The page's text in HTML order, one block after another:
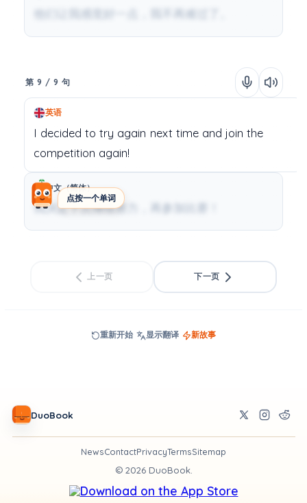
点按一个单词
他们让我感觉好一点，我不再难过了。
第 9 / 9 句
英语
I decided to try again next time and join the
competition again!
中文（简体）
我决定下次继续努力，再参加比赛！
上一页 下一页
重新开始 显示翻译 新故事
DuoBook
NewsContactPrivacyTermsSitemap
© 2026DuoBook.